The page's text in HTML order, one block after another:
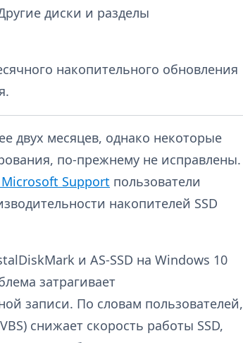
диски и разделы
накопительного обновления
двух месяцев, однако некоторые
по-прежнему не исправлены.
Support пользователи
накопителей SSD
и AS-SSD на Windows 10
затрагивает
записи. По словам пользователей,
снижает скорость работы SSD,